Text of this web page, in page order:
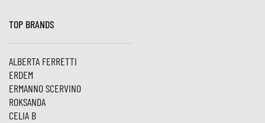
TOP BRANDS
ALBERTA FERRETTI
ERDEM
ERMANNO SCERVINO
ROKSANDA
CELIA B